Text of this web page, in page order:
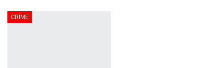
CRIME